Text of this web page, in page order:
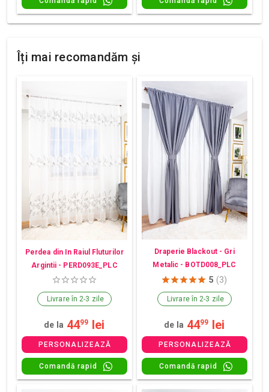
Îți mai recomandăm și
Perdea din In Raiul Fluturilor
Argintii - PERD093E_PLC
Livrare în 2-3 zile
de la 4499 lei
PERSONALIZEAZĂ
Comandă rapid
Draperie Blackout - Gri
Metalic - BOTD008_PLC
5 (3)
Livrare în 2-3 zile
de la 4499 lei
PERSONALIZEAZĂ
Comandă rapid